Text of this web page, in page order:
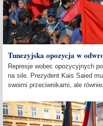
Tunezyjska opozycja w
Represje wobec opozycyjnych
na sile. Prezydent Kais Saied
swoimi przeciwnikami, ale